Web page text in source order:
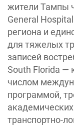
жители Тампы
General
региона и
для тяжелых
записей
South Florida —
числом
программой,
транспортно-